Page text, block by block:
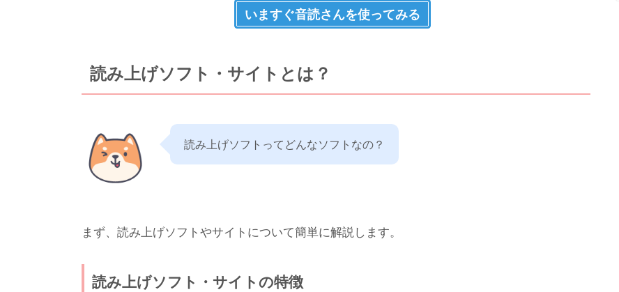
いますぐ音読さんを使ってみる
読み上げソフト・サイトとは？
読み上げソフトってどんなソフトなの？
まず、読み上げソフトやサイトについて簡単に解説します。
読み上げソフト・サイトの特徴